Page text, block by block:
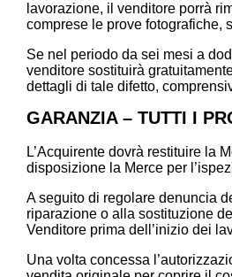
lavorazione, il venditore porrà
comprese le prove fotografiche,
Se nel periodo da sei mesi a
venditore sostituirà
dettagli di tale difetto,
GARANZIA – TUTTI I
L’Acquirente dovrà restituire la
disposizione la Merce per
A seguito di regolare denuncia
riparazione o alla sostituzione
Venditore prima dell’inizio dei
Una volta concessa